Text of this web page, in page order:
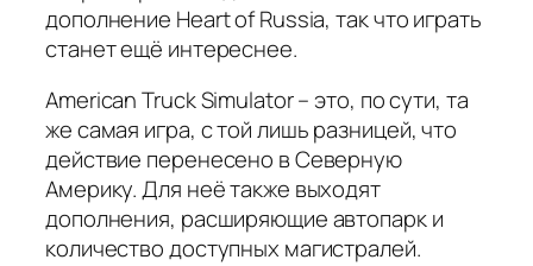
дополнение Heart of Russia, так что играть
станет ещё интереснее.
American Truck Simulator – это, по сути, та
же самая игра, с той лишь разницей, что
действие перенесено в Северную
Америку. Для неё также выходят
дополнения, расширяющие автопарк и
количество доступных магистралей.